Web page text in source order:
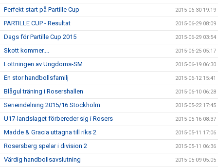
Perfekt start på Partille Cup 2015-06-30 19:19
PARTILLE CUP - Resultat 2015-06-29 08:09
Dags för Partille Cup 2015 2015-06-29 03:54
Skott kommer.... 2015-06-25 05:17
Lottningen av Ungdoms-SM 2015-06-19 06:30
En stor handbollsfamilj 2015-06-12 15:41
Blågul träning i Rosershallen 2015-06-10 06:28
Serieindelning 2015/16 Stockholm 2015-05-22 17:45
U17-landslaget förbereder sig i Rosers 2015-05-16 08:37
Madde & Gracia uttagna till riks 2 2015-05-11 17:06
Rosersberg spelar i division 2 2015-05-11 06:36
Värdig handbollsavslutning 2015-05-09 05:05